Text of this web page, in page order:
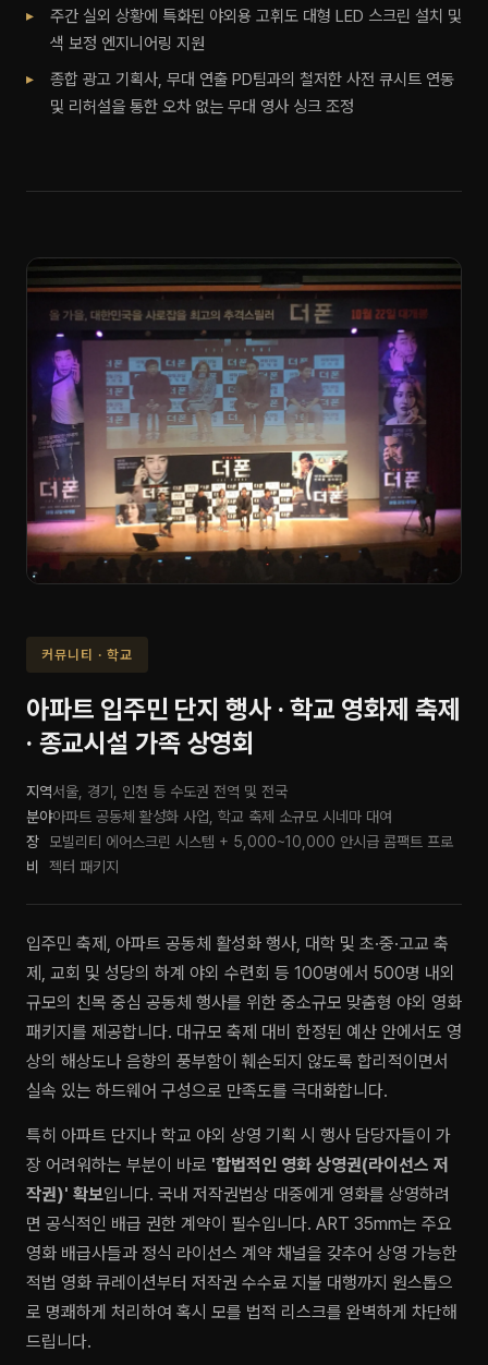
주간 실외 상황에 특화된 야외용 고휘도 대형 LED 스크린 설치 및
색 보정 엔지니어링 지원
종합 광고 기획사, 무대 연출 PD팀과의 철저한 사전 큐시트 연동
및 리허설을 통한 오차 없는 무대 영사 싱크 조정
커뮤니티 · 학교
아파트 입주민 단지 행사 · 학교 영화제 축제
· 종교시설 가족 상영회
지역서울, 경기, 인천 등 수도권 전역 및 전국
분야아파트 공동체 활성화 사업, 학교 축제 소규모 시네마 대여
장
비
모빌리티 에어스크린 시스템 + 5,000~10,000 안시급 콤팩트 프로
젝터 패키지
입주민 축제, 아파트 공동체 활성화 행사, 대학 및 초·중·고교 축
제, 교회 및 성당의 하계 야외 수련회 등 100명에서 500명 내외
규모의 친목 중심 공동체 행사를 위한 중소규모 맞춤형 야외 영화
패키지를 제공합니다. 대규모 축제 대비 한정된 예산 안에서도 영
상의 해상도나 음향의 풍부함이 훼손되지 않도록 합리적이면서
실속 있는 하드웨어 구성으로 만족도를 극대화합니다.
특히 아파트 단지나 학교 야외 상영 기획 시 행사 담당자들이 가
장 어려워하는 부분이 바로 '합법적인 영화 상영권(라이선스 저
작권)' 확보입니다. 국내 저작권법상 대중에게 영화를 상영하려
면 공식적인 배급 권한 계약이 필수입니다. ART 35mm는 주요
영화 배급사들과 정식 라이선스 계약 채널을 갖추어 상영 가능한
적법 영화 큐레이션부터 저작권 수수료 지불 대행까지 원스톱으
로 명쾌하게 처리하여 혹시 모를 법적 리스크를 완벽하게 차단해
드립니다.